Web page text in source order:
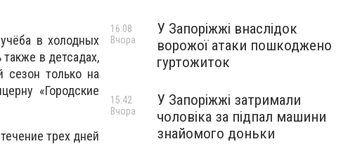
в холодных
в детсадах,
сезон только на
«Городские
трех дней
У Запоріжжі внаслідок
ворожої атаки пошкоджено
гуртожиток
16:08
Вчора
У Запоріжжі затримали
чоловіка за підпал машини
знайомого доньки
15:42
Вчора